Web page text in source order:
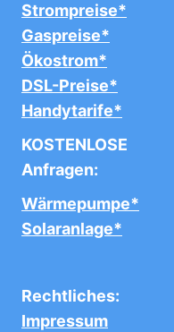
Strompreise*
Gaspreise*
Ökostrom*
DSL-Preise*
Handytarife*
KOSTENLOSE
Anfragen:
Wärmepumpe*
Solaranlage*
Rechtliches:
Impressum